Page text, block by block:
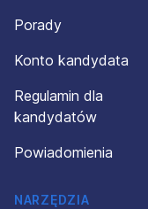
Porady
Konto kandydata
Regulamin dla
kandydatów
Powiadomienia
NARZĘDZIA